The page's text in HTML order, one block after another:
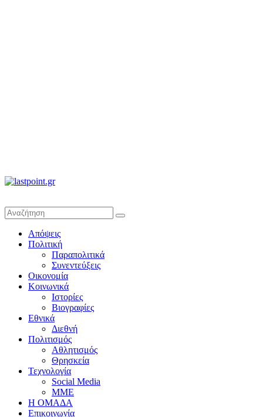
άποψη
μέχρι
Απόψεις
Πολιτική
Παραπολιτικά
Συνεντεύξεις
Οικονομία
Κοινωνικά
Ιστορίες
Βιογραφίες
Εθνικά
Διεθνή
Πολιτισμός
Αθλητισμός
Θρησκεία
Τεχνολογία
Social Media
ΜΜΕ
Η ΟΜΑΔΑ
Επικοινωνία